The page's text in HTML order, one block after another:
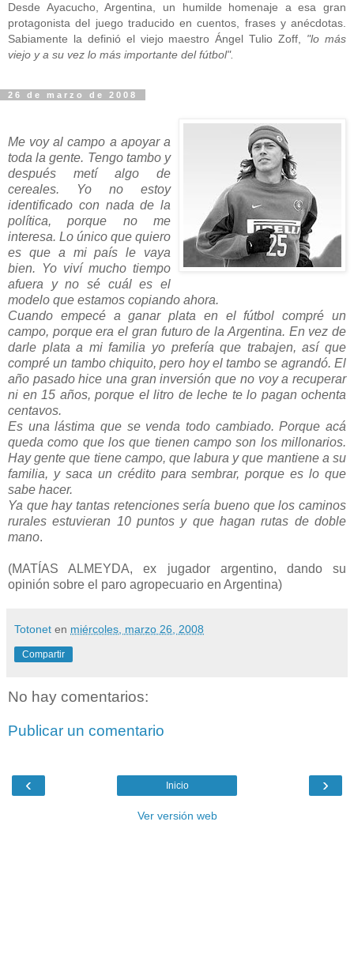
Desde Ayacucho, Argentina, un humilde homenaje a esa gran
protagonista del juego traducido en cuentos, frases y anécdotas.
Sabiamente la definió el viejo maestro Ángel Tulio Zoff, "lo más
viejo y a su vez lo más importante del fútbol".
26 de marzo de 2008
Me voy al campo a apoyar a
toda la gente. Tengo tambo y
después metí algo de
cereales. Yo no estoy
identificado con nada de la
política, porque no me
interesa. Lo único que quiero
es que a mi país le vaya
bien. Yo viví mucho tiempo
afuera y no sé cuál es el
modelo que estamos copiando ahora.
Cuando empecé a ganar plata en el fútbol compré un
campo, porque era el gran futuro de la Argentina. En vez de
darle plata a mi familia yo prefería que trabajen, así que
compré un tambo chiquito, pero hoy el tambo se agrandó. El
año pasado hice una gran inversión que no voy a recuperar
ni en 15 años, porque el litro de leche te lo pagan ochenta
centavos.
Es una lástima que se venda todo cambiado. Porque acá
queda como que los que tienen campo son los millonarios.
Hay gente que tiene campo, que labura y que mantiene a su
familia, y saca un crédito para sembrar, porque es lo que
sabe hacer.
Ya que hay tantas retenciones sería bueno que los caminos
rurales estuvieran 10 puntos y que hagan rutas de doble
mano.
(MATÍAS ALMEYDA, ex jugador argentino, dando su
opinión sobre el paro agropecuario en Argentina)
Totonet en miércoles, marzo 26, 2008
Compartir
No hay comentarios:
Publicar un comentario
‹ ›
Inicio
Ver versión web